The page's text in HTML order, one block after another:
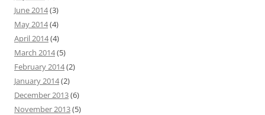
June 2014(3)
May 2014(4)
April 2014(4)
March 2014(5)
February 2014(2)
January 2014(2)
December 2013(6)
November 2013(5)